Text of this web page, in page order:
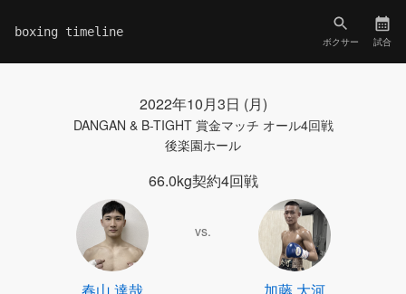
boxing timeline
ボクサー 試合
2022年10月3日 (月)
DANGAN & B-TIGHT 賞金マッチ オール4回戦
後楽園ホール
66.0kg契約4回戦
vs.